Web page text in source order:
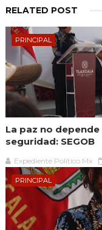
RELATED POST
PRINCIPAL
La paz no
seguridad: SEGOB
Expediente Político.Mx
PRINCIPAL